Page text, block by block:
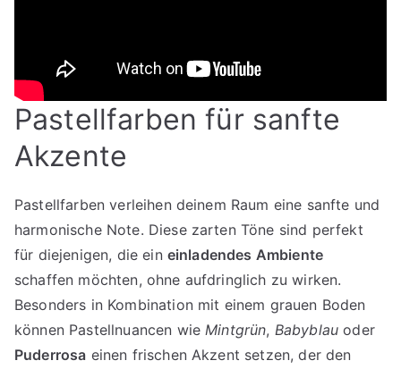
Pastellfarben für sanfte
Akzente
Pastellfarben verleihen deinem Raum eine sanfte und
harmonische Note. Diese zarten Töne sind perfekt
für diejenigen, die ein einladendes Ambiente
schaffen möchten, ohne aufdringlich zu wirken.
Besonders in Kombination mit einem grauen Boden
können Pastellnuancen wie Mintgrün, Babyblau oder
Puderrosa einen frischen Akzent setzen, der den